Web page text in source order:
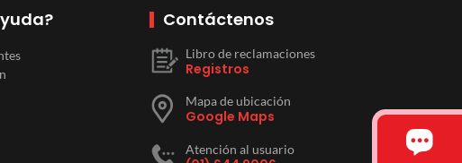
Contáctenos
Libro de reclamaciones
Registros
Mapa de ubicación
Google Maps
Atención al usuario